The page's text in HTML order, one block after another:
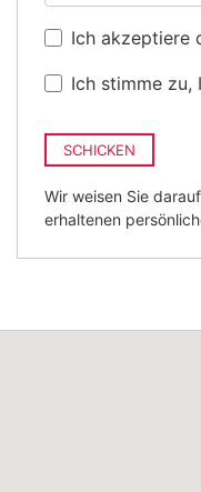
Ich akzeptiere
Ich stimme zu,
SCHICKEN
Wir weisen Sie
erhaltenen